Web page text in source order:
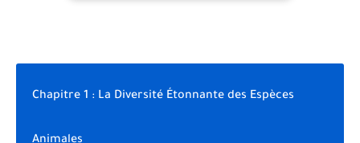
Chapitre 1 : La Diversité Étonnante des Espèces